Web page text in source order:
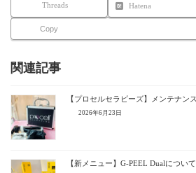
Threads Hatena
Copy
関連記事
【プロセルセラピーズ】メンテナン
2026年6月23日
【新メニュー】G-PEEL Dualについて